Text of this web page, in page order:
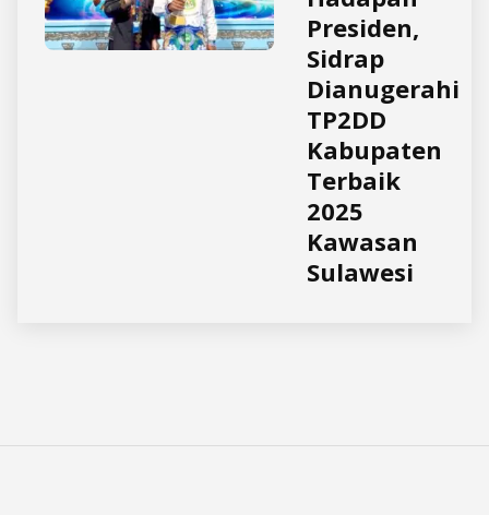
Presiden,
Sidrap
Dianugerahi
TP2DD
Kabupaten
Terbaik
2025
Kawasan
Sulawesi